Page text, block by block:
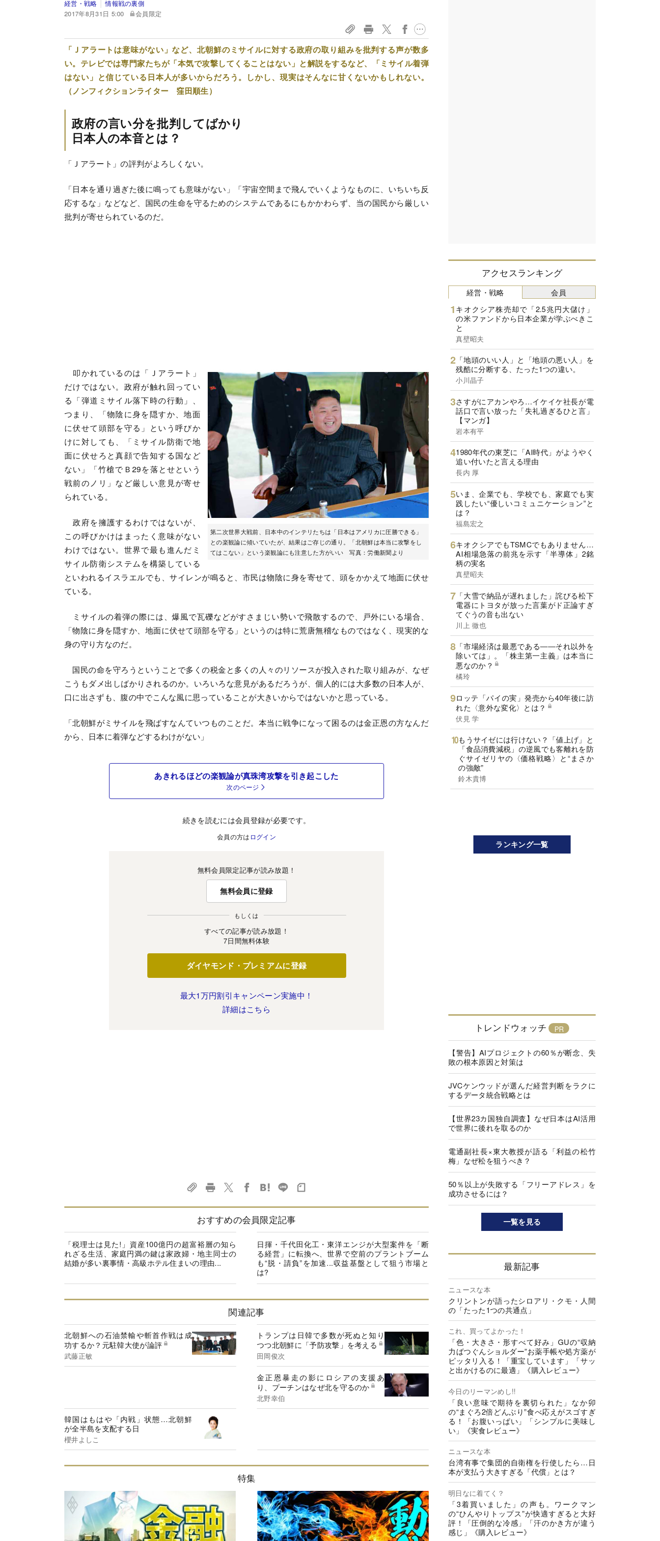
経営・戦略
情報戦の裏側
2017年8月31日 5:00
会員限定
「Ｊアラートは意味がない」など、北朝鮮のミサイルに対する政府の取り組みを批判する声が数多
い。テレビでは専門家たちが「本気で攻撃してくることはない」と解説をするなど、「ミサイル着弾
はない」と信じている日本人が多いからだろう。しかし、現実はそんなに甘くないかもしれない。
（ノンフィクションライター 窪田順生）
政府の言い分を批判してばかり
日本人の本音とは？
「Ｊアラート」の評判がよろしくない。
「日本を通り過ぎた後に鳴っても意味がない」「宇宙空間まで飛んでいくようなものに、いちいち反
応するな」などなど、国民の生命を守るためのシステムであるにもかかわらず、当の国民から厳しい
批判が寄せられているのだ。
第二次世界大戦前、日本中のインテリたちは「日本はアメリカに圧勝できる」
との楽観論に傾いていたが、結果はご存じの通り。「北朝鮮は本当に攻撃をし
てはこない」という楽観論にも注意した方がいい 写真：労働新聞より
叩かれているのは「Ｊアラート」
だけではない。政府が触れ回ってい
る「弾道ミサイル落下時の行動」、
つまり、「物陰に身を隠すか、地面
に伏せて頭部を守る」という呼びか
けに対しても、「ミサイル防衛で地
面に伏せろと真顔で告知する国など
ない」「竹槍でＢ29を落とせという
戦前のノリ」など厳しい意見が寄せ
られている。
政府を擁護するわけではないが、
この呼びかけはまったく意味がない
わけではない。世界で最も進んだミ
サイル防衛システムを構築している
といわれるイスラエルでも、サイレンが鳴ると、市民は物陰に身を寄せて、頭をかかえて地面に伏せ
ている。
ミサイルの着弾の際には、爆風で瓦礫などがすさまじい勢いで飛散するので、戸外にいる場合、
「物陰に身を隠すか、地面に伏せて頭部を守る」というのは特に荒唐無稽なものではなく、現実的な
身の守り方なのだ。
国民の命を守ろうということで多くの税金と多くの人々のリソースが投入された取り組みが、なぜ
こうもダメ出しばかりされるのか。いろいろな意見があるだろうが、個人的には大多数の日本人が、
口に出さずも、腹の中でこんな風に思っていることが大きいからではないかと思っている。
「北朝鮮がミサイルを飛ばすなんていつものことだ。本当に戦争になって困るのは金正恩の方なんだ
から、日本に着弾などするわけがない」
あきれるほどの楽観論が真珠湾攻撃を引き起こした
次のページ
続きを読むには会員登録が必要です。
会員の方は ログイン
無料会員限定記事が読み放題！
無料会員に登録
もしくは
すべての記事が読み放題！
7日間無料体験
ダイヤモンド・プレミアムに登録
最大1万円割引キャンペーン実施中！
詳細はこちら
おすすめの会員限定記事
「税理士は見た!」資産100億円の超富裕層の知ら
れざる生活、家庭円満の鍵は家政婦・地主同士の
結婚が多い裏事情・高級ホテル住まいの理由...
日揮・千代田化工・東洋エンジが大型案件を「断
る経営」に転換へ、世界で空前のプラントブーム
も“脱・請負”を加速...収益基盤として狙う市場と
は?
関連記事
北朝鮮への石油禁輸や斬首作戦は成
功するか？元駐韓大使が論評
武藤正敏
トランプは日韓で多数が死ぬと知り
つつ北朝鮮に「予防攻撃」を考える
田岡俊次
金正恩暴走の影にロシアの支援あ
り、プーチンはなぜ北を守るのか
北野幸伯
韓国はもはや「内戦」状態…北朝鮮
が全半島を支配する日
櫻井よしこ
特集
アクセスランキング
経営・戦略
キオクシア株売却で「2.5兆円大儲け」
の米ファンドから日本企業が学ぶべきこ
と
真壁昭夫
「地頭のいい人」と「地頭の悪い人」を
残酷に分断する、たった1つの違い。
小川晶子
さすがにアカンやろ…イケイケ社長が電
話口で言い放った「失礼過ぎるひと言」
【マンガ】
岩本有平
1980年代の東芝に「AI時代」がようやく
追い付いたと言える理由
長内 厚
いま、企業でも、学校でも、家庭でも実
践したい“優しいコミュニケーション”と
は？
福島宏之
キオクシアでもTSMCでもありません…
AI相場急落の前兆を示す「半導体」2銘
柄の実名
真壁昭夫
「大雪で納品が遅れました」詫びる松下
電器にトヨタが放った言葉がド正論すぎ
てぐうの音も出ない
川上 徹也
「市場経済は最悪である――それ以外を
除いては」。「株主第一主義」は本当に
悪なのか？
橘玲
ロッテ「パイの実」発売から40年後に訪
れた〈意外な変化〉とは？
伏見 学
もうサイゼには行けない？「値上げ」と
「食品消費減税」の逆風でも客離れを防
ぐサイゼリヤの〈価格戦略〉と“まさか
の強敵”
鈴木貴博
会員
ランキング一覧
トレンドウォッチ
【警告】AIプロジェクトの60％が断念、失
敗の根本原因と対策は
JVCケンウッドが選んだ経営判断をラクに
するデータ統合戦略とは
【世界23カ国独自調査】なぜ日本はAI活用
で世界に後れを取るのか
電通副社長×東大教授が語る「利益の松竹
梅」なぜ松を狙うべき？
50％以上が失敗する「フリーアドレス」を
成功させるには？
一覧を見る
最新記事
ニュースな本
クリントンが語ったシロアリ・クモ・人間
の「たった1つの共通点」
これ、買ってよかった！
「色・大きさ・形すべて好み」GUの“収納
力ばつぐんショルダー”お薬手帳や処方薬が
ピッタリ入る！「重宝しています」「サッ
と出かけるのに最適」《購入レビュー》
今日のリーマンめし!!
「良い意味で期待を裏切られた」なか卯
の“まぐろ2倍どんぶり”食べ応えがスゴすぎ
る！「お腹いっぱい」「シンプルに美味し
い」《実食レビュー》
ニュースな本
台湾有事で集団的自衛権を行使したら…日
本が支払う大きすぎる「代償」とは？
明日なに着てく？
「3着買いました」の声も。ワークマン
の“ひんやりトップス”が快適すぎると大好
評！「圧倒的な冷感」「汗のかき方が違う
感じ」《購入レビュー》